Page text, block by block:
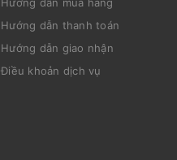
Hướng dẫn thanh toán
Hướng dẫn giao nhận
Điều khoản dịch vụ